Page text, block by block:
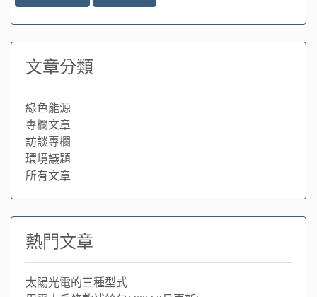
文章分類
綠色能源
專欄文章
訪談專欄
環境議題
所有文章
熱門文章
太陽光電的三種型式